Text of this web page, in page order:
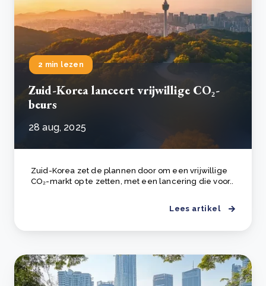
2 min lezen
Zuid-Korea lanceert vrijwillige CO₂-
beurs
28 aug, 2025
Zuid-Korea zet de plannen door om een vrijwillige
CO₂-markt op te zetten, met een lancering die voor..
Lees artikel